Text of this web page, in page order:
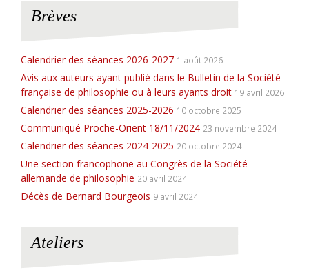
Brèves
Calendrier des séances 2026-2027 1 août 2026
Avis aux auteurs ayant publié dans le Bulletin de la Société
française de philosophie ou à leurs ayants droit 19 avril 2026
Calendrier des séances 2025-2026 10 octobre 2025
Communiqué Proche-Orient 18/11/2024 23 novembre 2024
Calendrier des séances 2024-2025 20 octobre 2024
Une section francophone au Congrès de la Société
allemande de philosophie 20 avril 2024
Décès de Bernard Bourgeois 9 avril 2024
Ateliers